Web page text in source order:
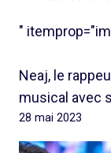
"
Neaj, le
musical avec
28 mai 2023